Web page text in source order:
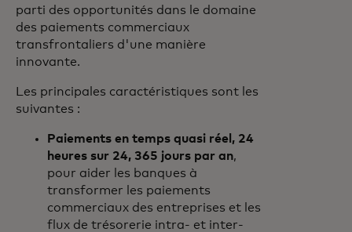
parti des opportunités dans le domaine
des paiements commerciaux
transfrontaliers d'une manière
innovante.
Les principales caractéristiques sont les
suivantes :
Paiements en temps quasi réel, 24
heures sur 24, 365 jours par an,
pour aider les banques à
transformer les paiements
commerciaux des entreprises et les
flux de trésorerie intra- et inter-